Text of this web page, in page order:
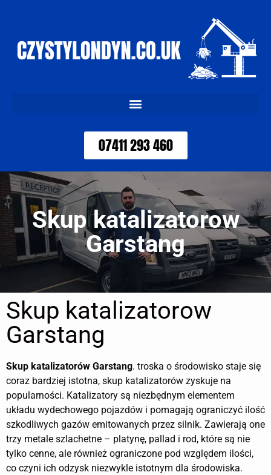
07411 293 460
Skup katalizatorow
Garstang
Skup katalizatorow
Garstang
Skup katalizatorów Garstang. troska o środowisko staje się
coraz bardziej istotna, skup katalizatorów zyskuje na
popularności. Katalizatory są niezbędnym elementem
układu wydechowego pojazdów i pomagają ograniczyć ilość
szkodliwych gazów emitowanych przez silnik. Zawierają one
trzy metale szlachetne – platynę, pallad i rod, które są nie
tylko cenne, ale również ograniczone pod względem ilości,
co czyni ich odzysk niezwykle istotnym dla środowiska.